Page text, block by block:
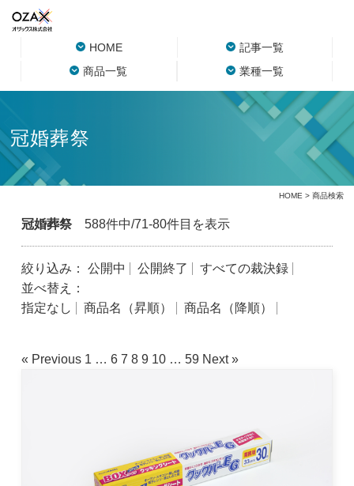
HOME
記事一覧
商品一覧
業種一覧
冠婚葬祭
HOME > 商品検索
冠婚葬祭588件中/71-80件目を表示
絞り込み： 公開中 公開終了
すべての裁決録
並べ替え：
指定なし
商品名（昇順） 商品名（降順）
« Previous 1 … 6 7 8 9 10 … 59 Next »